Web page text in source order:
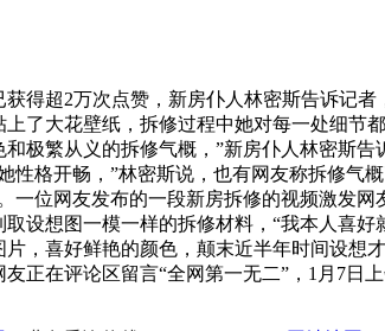
超2万次点赞，新房仆人林密斯告诉记者
了大花壁纸，拆修过程中她对每一处细
极繁从义的拆修气概，”新房仆人林密斯
性格开畅，”林密斯说，也有网友称拆修
一位网友发布的一段新房拆修的视频激发
设想图一模一样的拆修材料，“我本人喜
，喜好鲜艳的颜色，颠末近半年时间设
正在评论区留言“全网第一无二”，1月7日